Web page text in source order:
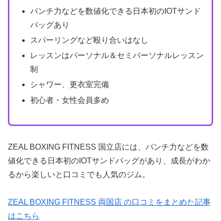
パンチ力などを数値化できる日本初のIOTサンド
バッグあり
スパーリングなど殴り合いはなし
レッスンはパーソナル＆セミパーソナルレッスン
制
シャワー、更衣室完備
初心者・女性会員多め
ZEAL BOXING FITNESS 国立店には、パンチ力などを数
値化できる日本初のIOTサンドバッグがあり、成長がわか
るから楽しいと口コミでも人気のジム。
ZEAL BOXING FITNESS 両国店 の口コミをまとめた記事
はこちら